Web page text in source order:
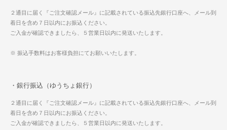
２通目に届く『ご注文確認メール』に記載されている振込先銀行口座へ、メール到
着日を含め７日以内にお振込ください。
ご入金が確認できましたら、５営業日以内に発送いたします。
※ 振込手数料はお客様負担にてお願いいたします。
・銀行振込（ゆうちょ銀行）
２通目に届く『ご注文確認メール』に記載されている振込先銀行口座へ、メール到
着日を含め７日以内にお振込ください。
ご入金が確認できましたら、５営業日以内に発送いたします。